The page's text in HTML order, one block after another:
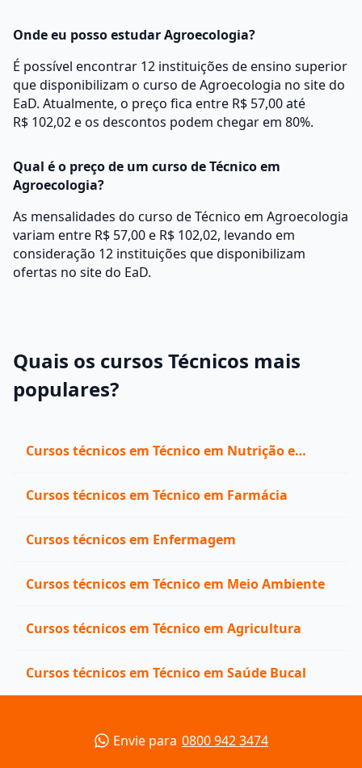
Onde eu posso estudar Agroecologia?
É possível encontrar 12 instituições de ensino superior
que disponibilizam o curso de Agroecologia no site do
EaD. Atualmente, o preço fica entre R$ 57,00 até
R$ 102,02 e os descontos podem chegar em 80%.
Qual é o preço de um curso de Técnico em
Agroecologia?
As mensalidades do curso de Técnico em Agroecologia
variam entre R$ 57,00 e R$ 102,02, levando em
consideração 12 instituições que disponibilizam
ofertas no site do EaD.
Quais os cursos Técnicos mais
populares?
Cursos técnicos em Técnico em Nutrição e
Cursos técnicos em Técnico em Farmácia
Cursos técnicos em Enfermagem
Cursos técnicos em Técnico em Meio Ambiente
Cursos técnicos em Técnico em Agricultura
Cursos técnicos em Técnico em Saúde Bucal
Envie para 0800 942 3474